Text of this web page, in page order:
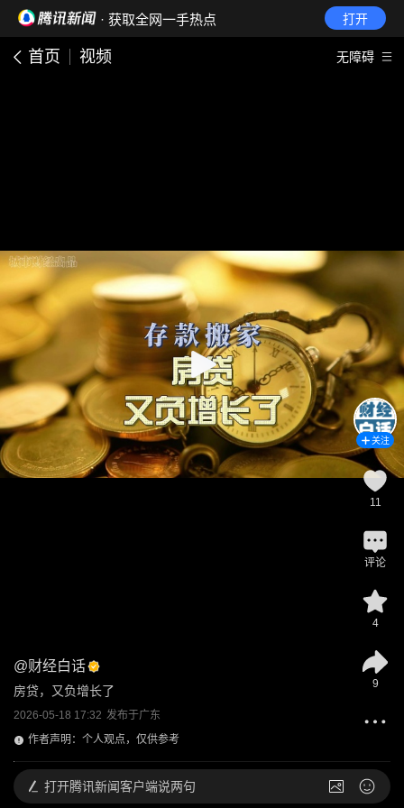
· 获取全网一手热点 打开
首页 视频 无障碍
@财经白话
房贷，又负增长了
2026-05-18 17:32 发布于广东
作者声明：个人观点，仅供参考
关注
11
评论
4
9
打开腾讯新闻客户端说两句